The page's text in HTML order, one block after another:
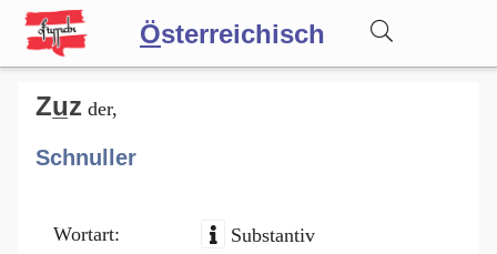
Österreichisch
Wörterbuch
Forum
Blog
Zu̲z der,
Schnuller
Wortart:
Substantiv